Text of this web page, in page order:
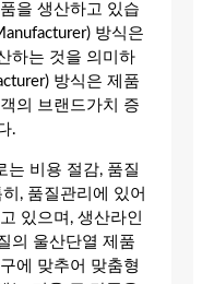
을 생산하고 있습
방식은
하는 것을 의미하
방식은 제품
의 브랜드가치 증
.
비용 절감, 품질
, 품질관리에 있어
있으며, 생산라인
의 울산단열 제품
에 맞추어 맞춤형